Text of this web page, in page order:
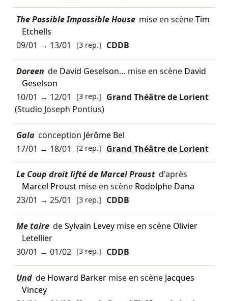
The Possible Impossible House mise en scèneTim
Etchells
09/01 → 13/01 [3 rep.] CDDB
Doreen de David Geselson… mise en scène David
Geselson
10/01 → 12/01 [3 rep.]
Grand Théâtre de Lorient
(Studio Joseph Pontius)
Gala conception Jérôme Bel
17/01 → 18/01 [2 rep.] Grand Théâtre de Lorient
Le Coup droit lifté de Marcel Proust d'après
Marcel Proustmise en scène Rodolphe Dana
23/01 → 25/01 [3 rep.] CDDB
Me taire deSylvain Leveymise en scène Olivier
Letellier
30/01 → 01/02 [3 rep.] CDDB
Und de Howard Barkermise en scène Jacques
Vincey